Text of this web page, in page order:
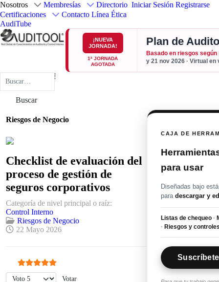
Nosotros Membresías
Directorio
Certificaciones
Contacto Línea Ética
AudiTube
Iniciar Sesión Registrarse
¡NUEVA
JORNADA!
1ª JORNADA
AGOTADA
Plan de
Basado en riesgos según
y 21 nov 2026 · Virtual en
Buscar
Riesgos de Negocio
Checklist de evaluación del
proceso de gestión de
seguros corporativos
Categoría de nivel principal o raíz:
Control Interno
Riesgos de Negocio
22 Mayo 2026
Ratio:5/5
Por favor, vote
CAJA DE
para usar
Diseñadas bajo
paradescargar y
Listas de chequeo ·
· Riesgos y